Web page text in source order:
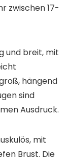
zwischen 17-
und breit, mit
hängend
sind
Ausdruck.
mit
Brust. Die